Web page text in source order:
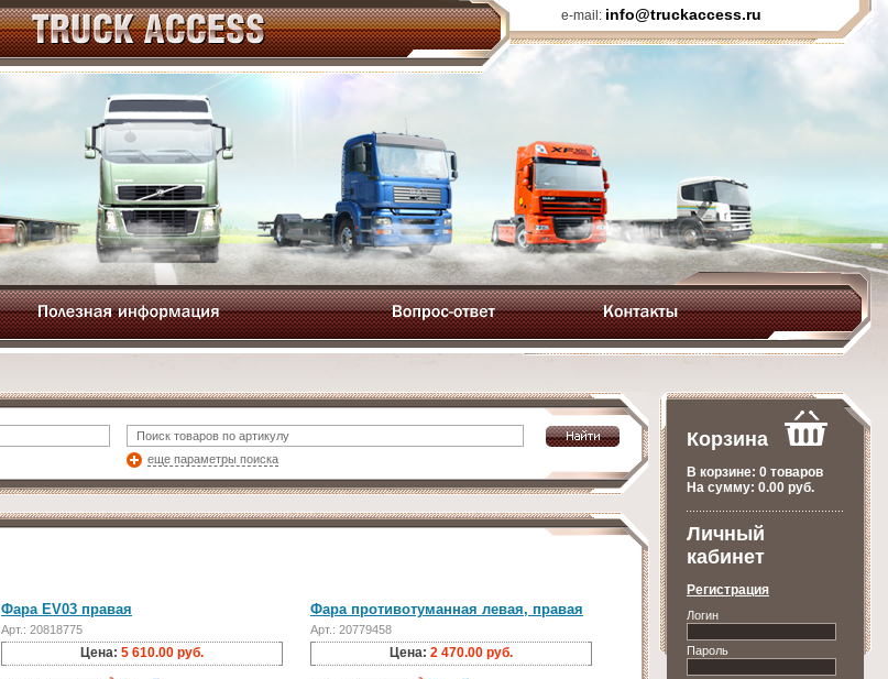
еще параметры поиска
Фара EV03 правая
Арт.: 20818775
Цена: 5 610.00 руб.
Фара противотуманная левая, правая
Арт.: 20779458
Цена: 2 470.00 руб.
Корзина
В корзине: 0 товаров
На сумму: 0.00 руб.
Личный
кабинет
Регистрация
Логин
Пароль
e-mail: info@truckaccess.ru